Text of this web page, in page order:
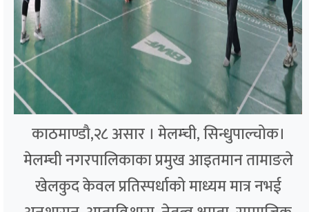
काठमाण्डौ,२८ असार । मेलम्ची, सिन्धुपाल्चोक।
मेलम्ची नगरपालिकाका प्रमुख आइतमान तामाङले
खेलकुद केवल प्रतिस्पर्धाको माध्यम मात्र नभई